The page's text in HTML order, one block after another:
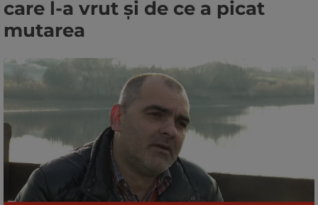
care l-a vrut și de ce a picat
mutarea